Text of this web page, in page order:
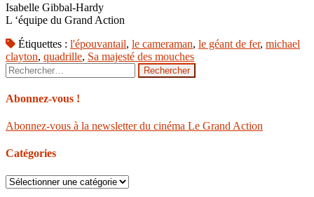
Isabelle Gibbal-Hardy
L ‘équipe du Grand Action
Étiquettes : l'épouvantail, le cameraman, le géant de fer, michael
clayton, quadrille, Sa majesté des mouches
Rechercher :
Abonnez-vous !
Abonnez-vous à la newsletter du cinéma Le Grand Action
Catégories
Catégories